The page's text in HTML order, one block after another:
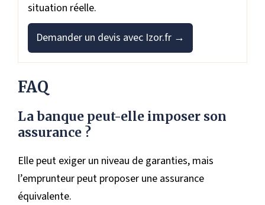
situation réelle.
Demander un devis avec Izor.fr →
FAQ
La banque peut-elle imposer son
assurance ?
Elle peut exiger un niveau de garanties, mais
l’emprunteur peut proposer une assurance
équivalente.